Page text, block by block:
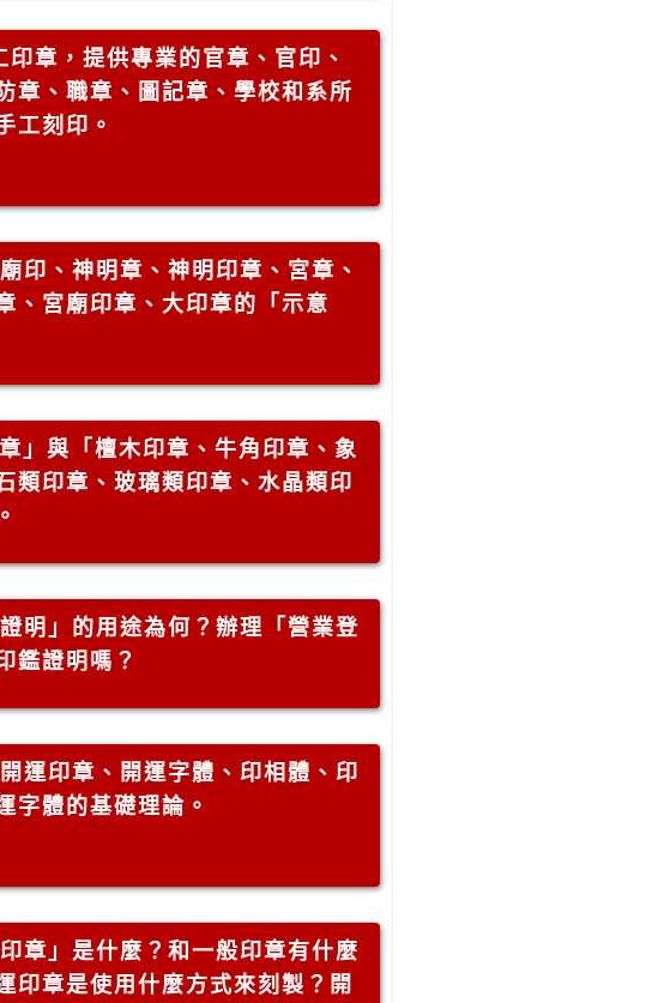
印章，提供專業的官章、官印、
章、職章、圖記章、學校和系所
工刻印。
印、神明章、神明印章、宮章、
、宮廟印章、大印章的「示意
」與「檀木印章、牛角印章、象
類印章、玻璃類印章、水晶類印
證明」的用途為何？辦理「營業登
鑑證明嗎？
運印章、開運字體、印相體、印
字體的基礎理論。
章」是什麼？和一般印章有什麼
印章是使用什麼方式來刻製？開